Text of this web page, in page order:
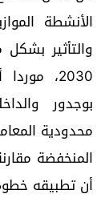
الأنشطة
والتأثير بشكل
2030،
بوجدور
محدودية
المنخفضة
أن تطبيقه